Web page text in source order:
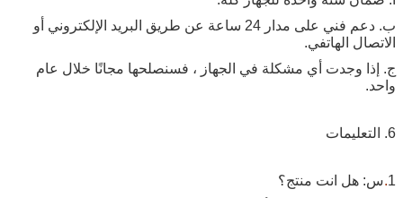
ب. دعم فني على مدار 24 ساعة عن طريق البريد الإلكتروني أو
الاتصال الهاتفي.
ج. إذا وجدت أي مشكلة في الجهاز ، فسنصلحها مجانًا خلال عام
واحد.
6. التعليمات
1
.س: هل انت منتج؟